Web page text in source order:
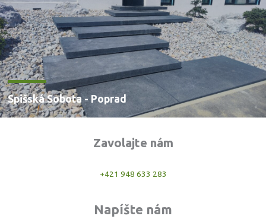
Spišská Sobota - Poprad
Zavolajte nám
+421 948 633 283
Napíšte nám